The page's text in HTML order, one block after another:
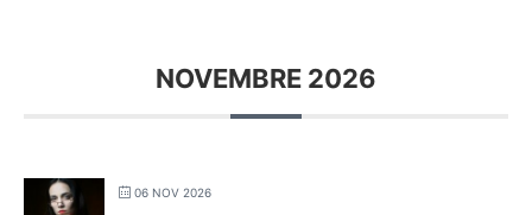
NOVEMBRE 2026
06 NOV 2026